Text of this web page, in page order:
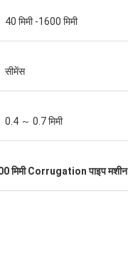
40 मिमी -1600 मिमी
सीमेंस
0.4 ～ 0.7 मिमी
मिमी Corrugation पाइप मशीन